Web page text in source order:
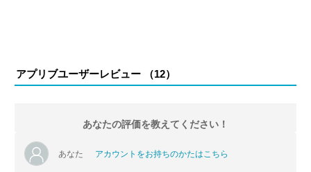
アプリブユーザーレビュー （12）
あなたの評価を教えてください！
あなた アカウントをお持ちのかたはこちら